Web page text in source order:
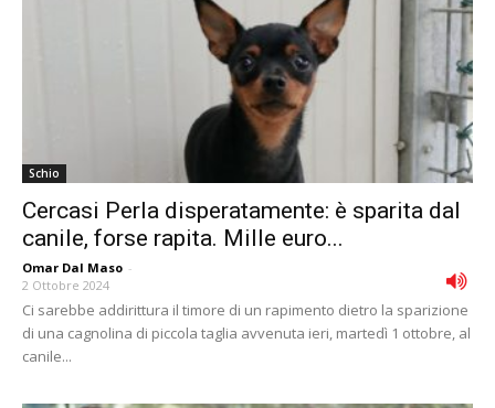
Schio
Cercasi Perla disperatamente: è sparita dal
canile, forse rapita. Mille euro...
Omar Dal Maso -
2 Ottobre 2024
Ci sarebbe addirittura il timore di un rapimento dietro la sparizione
di una cagnolina di piccola taglia avvenuta ieri, martedì 1 ottobre, al
canile...